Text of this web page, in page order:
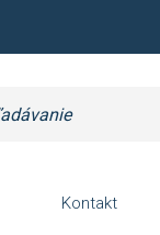
Kontakt